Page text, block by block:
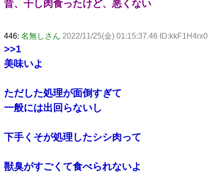
昔、干し肉食ったけど、悪くない
446: 名無しさん 2022/11/25(金) 01:15:37.46 ID:kkF1H4rx0
>>1
美味いよ
ただした処理が面倒すぎて
一般には出回らないし
下手くそが処理したシシ肉って
獣臭がすごくて食べられないよ